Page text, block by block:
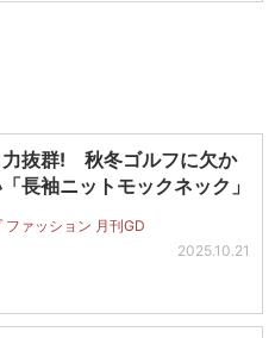
力抜群! 秋冬ゴルフに欠か
長袖ニットモックネック」
ファッション 月刊GD
2025.10.21